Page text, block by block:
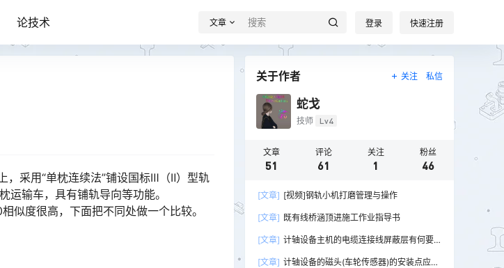
论技术 文章 登录 快速注册
采用“单枕连续法”铺设国标Ⅲ（Ⅱ）型轨
输车，具有铺轨导向等功能。
似度很高，下面把不同处做一个比较。󠅅󠅃󠄵󠅂󠄪󠇖󠆨󠆨󠇕󠆞󠆒󠅬󠇘󠆭󠆘󠇙󠆝󠅵󠇗󠆭󠆁󠄐󠇗󠅹󠅸󠇖󠆍󠅳󠇖󠅹󠅰󠇖󠆌󠅹
关于作者 关注 私信
蛇戈
技师 Lv4
文章
51
评论
61
关注
1
粉丝
46
[文章] [视频]钢轨小机打磨管理与操作
[文章] 既有线桥涵顶进施工作业指导书
[文章] 计轴设备主机的电缆连接线屏蔽层有何要
[文章] 计轴设备的磁头(车轮传感器)的安装点应符